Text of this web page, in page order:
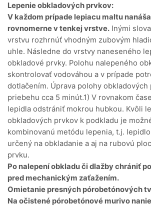
Lepenie obkladových prvkov:
V každom prípade lepiacu maltu
rovnomerne v tenkej vrstve. Inými
vrstvu rozhrnúť vhodným zubovým
uhle. Následne do vrstvy naneseného
obkladové prvky. Polohu nalepeného
skontrolovať vodováhou a v prípade
dotlačením. Úprava polohy obkladových
priebehu cca 5 minút.1) V rovnakom
lepidla odstrániť mokrou hubkou. Kvôli
obkladových prvkov k podkladu je
kombinovanú metódu lepenia, t.j.
určený na obkladanie a aj na rubovú
prvku.
Po nalepení obkladu či dlažby chrániť
pred mechanickým zaťažením.
Omietanie presných pórobetónových
Na očistené pórobetónové murivo